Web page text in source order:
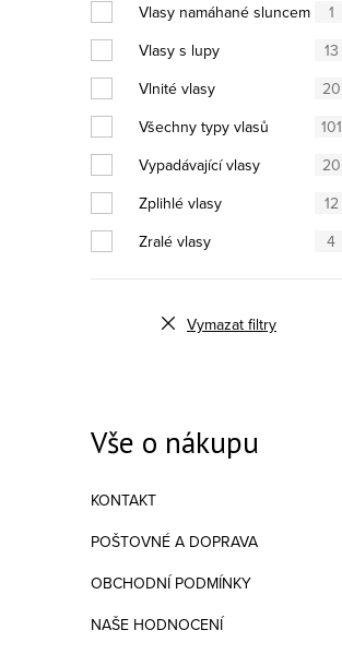
Vlasy namáhané sluncem
1
Vlasy s lupy
13
Vlnité vlasy
20
Všechny typy vlasů
101
Vypadávající vlasy
20
Zplihlé vlasy
12
Zralé vlasy
4
Vymazat filtry
Vše o nákupu
KONTAKT
POŠTOVNÉ A DOPRAVA
OBCHODNÍ PODMÍNKY
NAŠE HODNOCENÍ